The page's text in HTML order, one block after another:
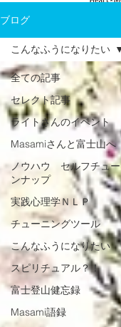
ブログ
全ての記事
セレクト記事
ライトさんのイベント
Masamiさんと富士山へ
ノウハウ セルフチュー
ンナップ
実践心理学ＮＬＰ
チューニングツール
こんなふうになりたい
スピリチュアル？！
富士登山健忘録
Masami語録
こんなふうになりたい